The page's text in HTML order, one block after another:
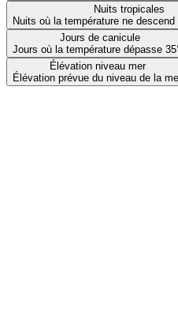
Nuits tropicales
Nuits où la température ne descend
Jours de canicule
Jours où la température dépasse
Élévation niveau mer
Élévation prévue du niveau de la